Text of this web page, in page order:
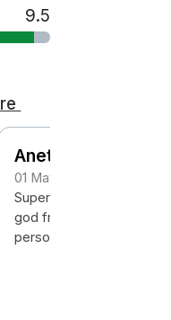
9.5
Anette
01 May 2026
Supermysigt hotell med
god frukost och bra och
personal